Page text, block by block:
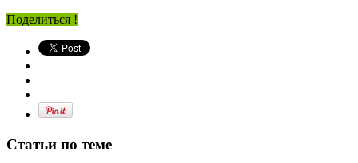
Поделиться !
Статьи по теме